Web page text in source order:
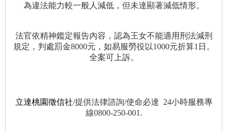
為違法能力較一般人減低，但未達顯著減低情形。
法官依精神鑑定報告內容，認為王女不能適用刑法減刑
規定，判處罰金8000元，如易服勞役以1000元折算1日。
全案可上訴。
立達桃園徵信社/提供法律諮詢/使命必達 24小時服務專
線0800-250-001.